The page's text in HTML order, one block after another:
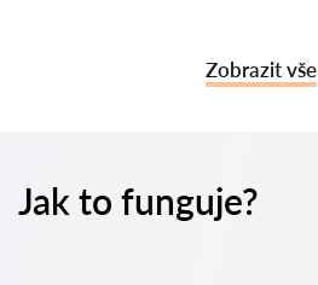
Zobrazit vše
Jak to funguje?